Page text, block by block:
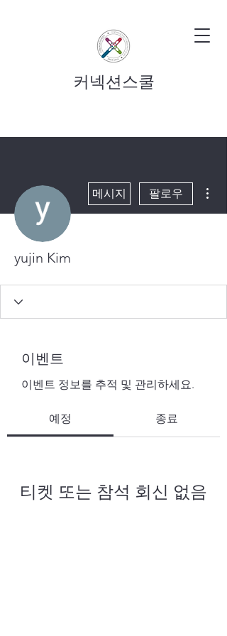
커넥션스쿨
메시지 팔로우
yujin Kim
이벤트
이벤트 정보를 추적 및 관리하세요.
예정 종료
티켓 또는 참석 회신 없음